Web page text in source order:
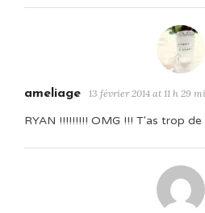
ameliage 13 février 2014 at 11 h 29
RYAN !!!!!!!!! OMG !!! T'as trop de